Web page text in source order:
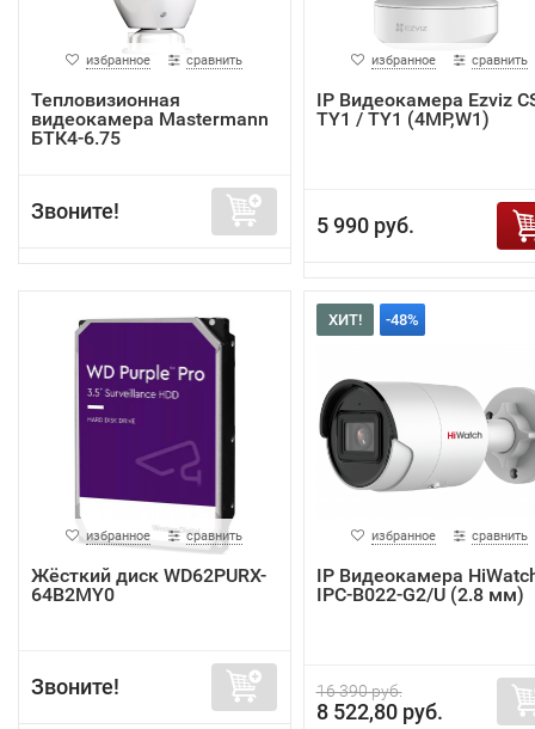
избранное сравнить
Тепловизионная
видеокамера Mastermann
БТК4-6.75
Звоните!
избранное сравнить
IP Видеокамера Ezviz
TY1 / TY1 (4MP,W1)
5 990 руб.
избранное сравнить
Жёсткий диск WD62PURX-
64B2MY0
Звоните!
ХИТ! -48%
избранное сравнить
IP Видеокамера
IPC-B022-G2/U (2.8 мм)
16 390 руб.
8 522,80 руб.